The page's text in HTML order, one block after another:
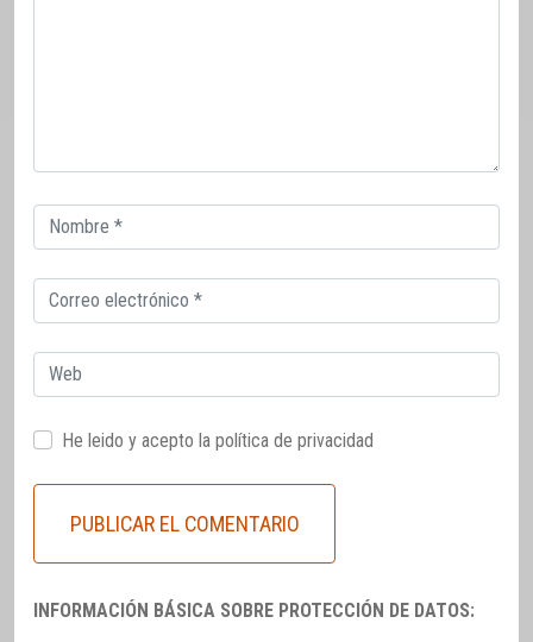
Correo
electrónico
Correo
electrónico
Web
He leido y acepto la política de privacidad
INFORMACIÓN BÁSICA SOBRE PROTECCIÓN DE DATOS: